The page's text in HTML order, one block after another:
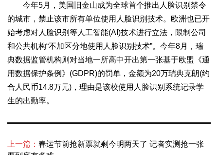
今年5月，美国旧金山成为全球首个推出人脸识别禁令
的城市，禁止该市所有单位使用人脸识别技术。欧洲也已开
始考虑对人脸识别等人工智能(AI)技术进行立法，限制公司
和公共机构“不加区分地使用人脸识别技术”。今年8月，瑞
典数据监管机构则对当地一所高中开出第一张基于欧盟《通
用数据保护条例》(GDPR)的罚单，金额为20万瑞典克朗(约
合人民币14.8万元)，理由是该校使用人脸识别系统记录学
生的出勤率。
上一篇： 春运节前抢新票就剩今明两天了 记者实测抢一张